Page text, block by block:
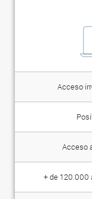
Acceso
Acceso
+ de 120.000